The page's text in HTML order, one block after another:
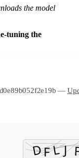
the model
tuning the
—